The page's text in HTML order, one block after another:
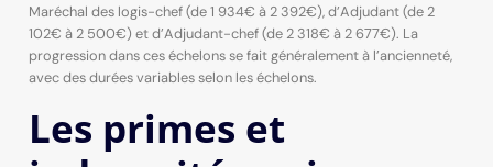
Maréchal des logis-chef (de 1 934€ à 2 392€), d’Adjudant (de 2
102€ à 2 500€) et d’Adjudant-chef (de 2 318€ à 2 677€). La
progression dans ces échelons se fait généralement à l’ancienneté,
avec des durées variables selon les échelons.
Les primes et